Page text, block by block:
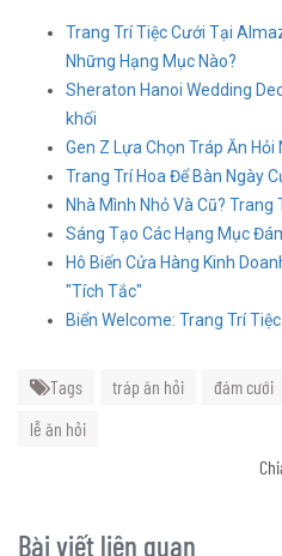
Trang Trí Tiệc Cưới Tại
Những Hạng Mục Nào?
Sheraton Hanoi Wedding
khối
Gen Z Lựa Chọn Tráp Ăn Hỏi
Trang Trí Hoa Để Bàn Ngày
Nhà Mình Nhỏ Và Cũ? Trang
Sáng Tạo Các Hạng Mục
Hô Biến Cửa Hàng Kinh
"Tích Tắc"
Biển Welcome: Trang Trí
Tags tráp ăn hỏi đám cưới
lễ ăn hỏi
Bài viết liên quan